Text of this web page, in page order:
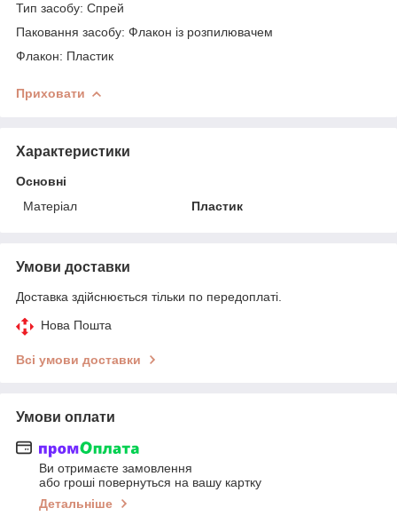
Тип засобу: Спрей
Паковання засобу: Флакон із розпилювачем
Флакон: Пластик
Приховати
Характеристики
Основні
Матеріал
Пластик
Умови доставки
Доставка здійснюється тільки по передоплаті.
Нова Пошта
Всі умови доставки
Умови оплати
Ви отримаєте замовлення
або гроші повернуться на вашу картку
Детальніше